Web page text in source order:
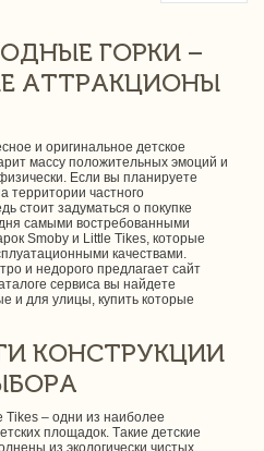
ГОРКИ –
АТТРАКЦИОНЫ
и оригинальное детское
массу положительных эмоций и
Если вы планируете
территории частного
стоит задуматься о покупке
самыми востребованными
Smoby и Little Tikes, которые
качествами.
и недорого предлагает сайт
сервиса вы найдете
и для улицы, купить которые
КОНСТРУКЦИИ
Tikes – одни из наиболее
площадок. Такие детские
из экологически чистых,